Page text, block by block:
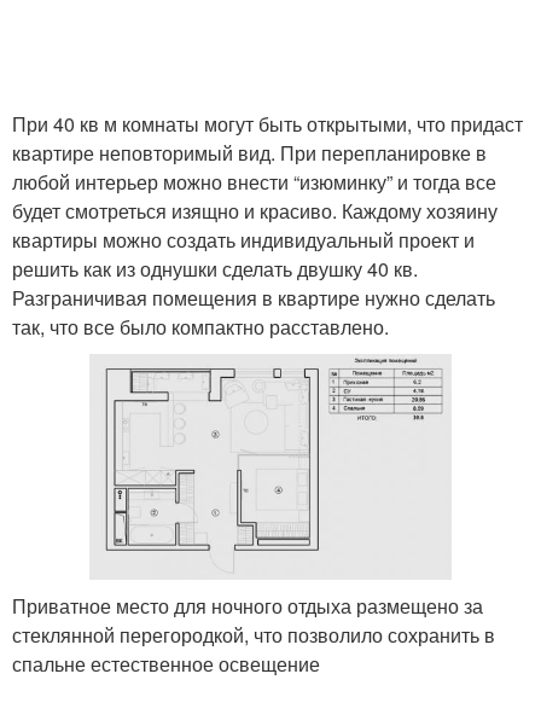
При 40 кв м комнаты могут быть открытыми, что придаст
квартире неповторимый вид. При перепланировке в
любой интерьер можно внести “изюминку” и тогда все
будет смотреться изящно и красиво. Каждому хозяину
квартиры можно создать индивидуальный проект и
решить как из однушки сделать двушку 40 кв.
Разграничивая помещения в квартире нужно сделать
так, что все было компактно расставлено.
Приватное место для ночного отдыха размещено за
стеклянной перегородкой, что позволило сохранить в
спальне естественное освещение